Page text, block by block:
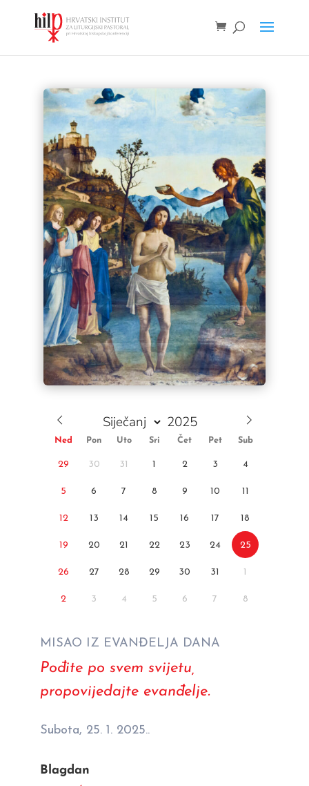
Ned Pon Uto Sri Čet Pet Sub
29 30 31 1 2 3 4
5 6 7 8 9 10 11
12 13 14 15 16 17 18
19 20 21 22 23 24 25
26 27 28 29 30 31 1
2 3 4 5 6 7 8
MISAO IZ EVANĐELJA DANA
Pođite po svem svijetu,
propovijedajte evanđelje.
Subota, 25. 1. 2025..
Blagdan